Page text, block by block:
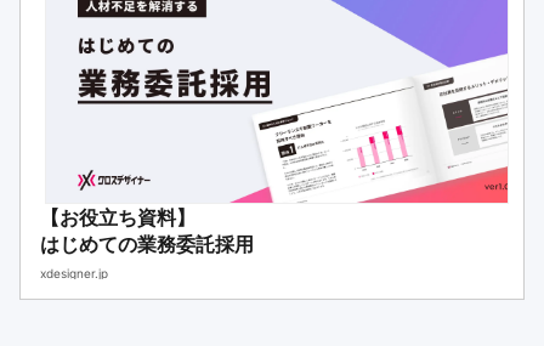
【お役立ち資料】
はじめての業務委託採用
xdesigner.jp